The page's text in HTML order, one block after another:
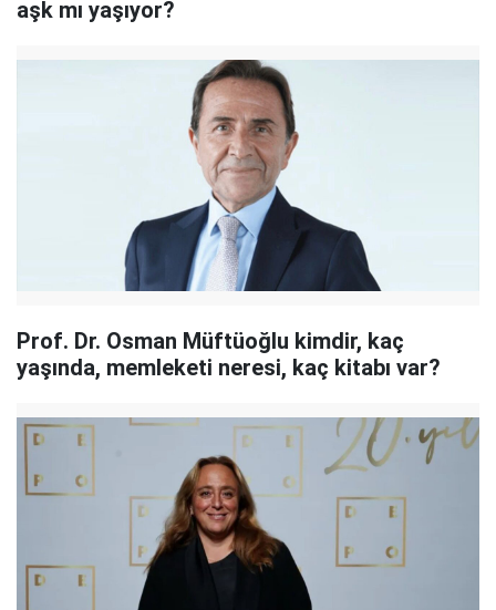
aşk mı yaşıyor?
Prof. Dr. Osman Müftüoğlu kimdir, kaç
yaşında, memleketi neresi, kaç kitabı var?